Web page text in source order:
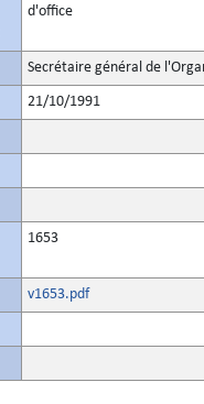
d'office
Secrétaire général de
21/10/1991
1653
v1653.pdf